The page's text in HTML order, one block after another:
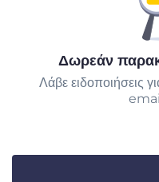
Δωρεάν
Λάβε ειδοποιήσεις